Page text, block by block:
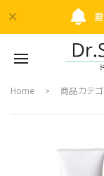
Home 商品カテ